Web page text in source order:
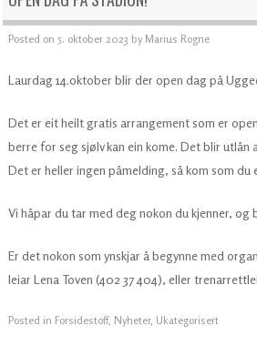
Posted on 5. oktober 2023 by Marius Rogne
Laurdag 14.oktober blir der open dag på
Det er eit heilt gratis arrangement som er
berre for seg sjølv kan ein kome. Det blir utlån
Det er heller ingen påmelding, så kom som du
Vi håpar du tar med deg nokon du kjenner,
Er det nokon som ynskjar å begynne med
leiar Lena Toven (402 37 404), eller
Posted in Forsidestoff, Nyheter, Ukategorisert